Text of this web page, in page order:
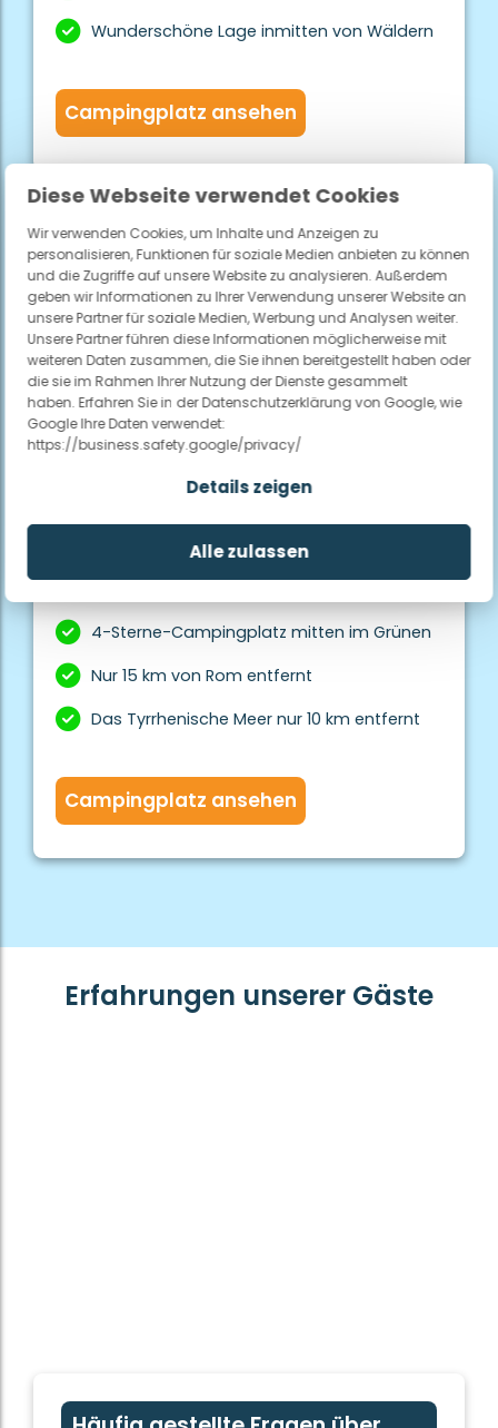
Diese Webseite verwendet Cookies
Wir verwenden Cookies, um Inhalte und Anzeigen zu
personalisieren, Funktionen für soziale Medien anbieten zu können
und die Zugriffe auf unsere Website zu analysieren. Außerdem
geben wir Informationen zu Ihrer Verwendung unserer Website an
unsere Partner für soziale Medien, Werbung und Analysen weiter.
Unsere Partner führen diese Informationen möglicherweise mit
weiteren Daten zusammen, die Sie ihnen bereitgestellt haben oder
die sie im Rahmen Ihrer Nutzung der Dienste gesammelt
haben. Erfahren Sie in der Datenschutzerklärung von Google, wie
Google Ihre Daten verwendet:
https://business.safety.google/privacy/
Details zeigen
Alle zulassen
Wunderschöne Lage inmitten von Wäldern
Campingplatz ansehen
Camping Fabulous Village
4-Sterne-Campingplatz mitten im Grünen
Nur 15 km von Rom entfernt
Das Tyrrhenische Meer nur 10 km entfernt
Campingplatz ansehen
Erfahrungen unserer Gäste